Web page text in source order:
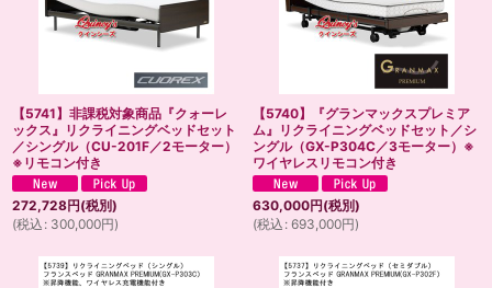
【5741】非課税対象商品『クォーレ
ックス』リクライニングベッドセット
／シングル（CU-201F／2モーター）
※リモコン付き
272,728円(税別)
(税込 : 300,000円)
【5740】『グランマックスプレミア
ム』リクライニングベッドセット／シ
ングル（GX-P304C／3モーター）※
ワイヤレスリモコン付き
630,000円(税別)
(税込 : 693,000円)